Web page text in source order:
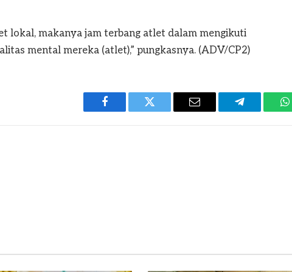
lokal, makanya jam terbang atlet dalam mengikuti
mental mereka (atlet),” pungkasnya. (ADV/CP2)
Facebook Twitter Email Telegram